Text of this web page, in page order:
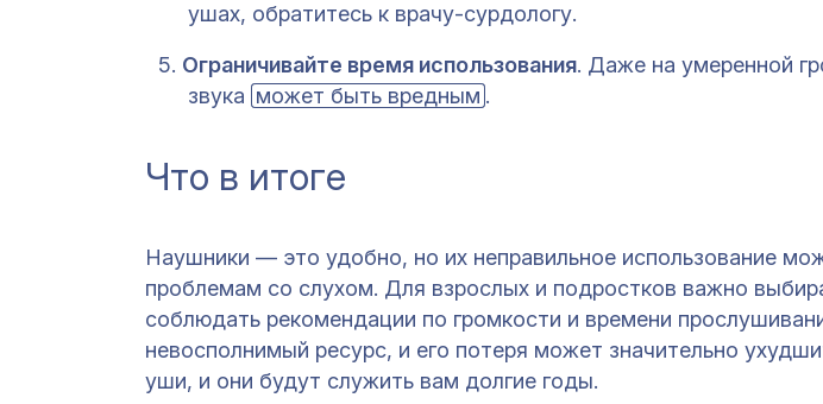
ушах, обратитесь к врачу-сурдологу.
Ограничивайте время использования. Даже на умеренной
звука может быть вредным .
Что в итоге
Наушники — это удобно, но их неправильное использование
проблемам со слухом. Для взрослых и подростков важно
соблюдать рекомендации по громкости и времени
невосполнимый ресурс, и его потеря может значительно
уши, и они будут служить вам долгие годы.